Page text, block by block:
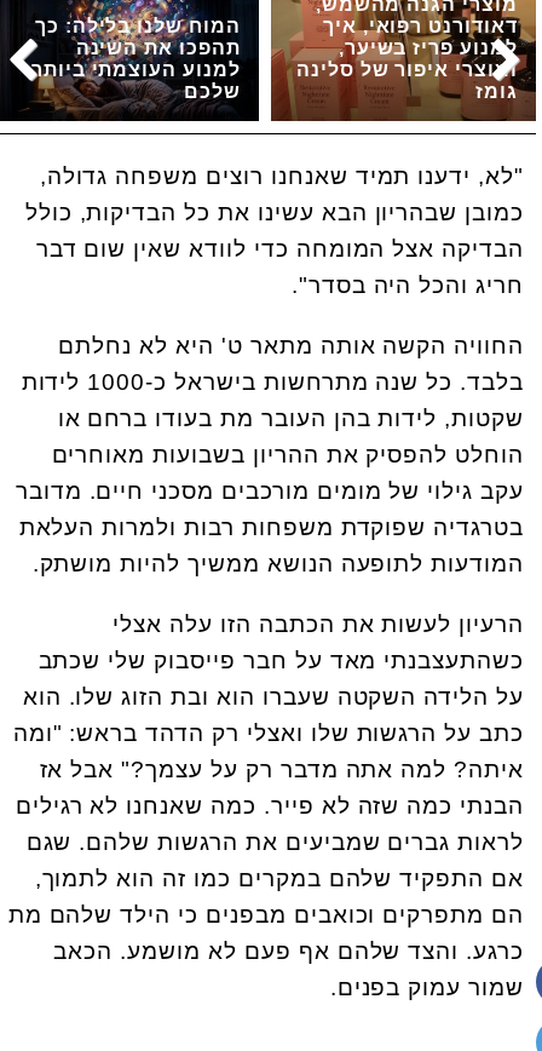
המוח שלנו בלילה: כך
תהפכו את השינה
למנוע העוצמתי ביותר
שלכם
מוצרי הגנה מהשמש,
דאודורנט רפואי, איך
למנוע פריז בשיער,
ומוצרי איפור של סלינה
גומז
"לא, ידענו תמיד שאנחנו רוצים משפחה גדולה,
כמובן שבהריון הבא עשינו את כל הבדיקות, כולל
הבדיקה אצל המומחה כדי לוודא שאין שום דבר
חריג והכל היה בסדר".
החוויה הקשה אותה מתאר ט' היא לא נחלתם
בלבד. כל שנה מתרחשות בישראל כ-1000 לידות
שקטות, לידות בהן העובר מת בעודו ברחם או
הוחלט להפסיק את ההריון בשבועות מאוחרים
עקב גילוי של מומים מורכבים מסכני חיים. מדובר
בטרגדיה שפוקדת משפחות רבות ולמרות העלאת
המודעות לתופעה הנושא ממשיך להיות מושתק.
הרעיון לעשות את הכתבה הזו עלה אצלי
כשהתעצבנתי מאד על חבר פייסבוק שלי שכתב
על הלידה השקטה שעברו הוא ובת הזוג שלו. הוא
כתב על הרגשות שלו ואצלי רק הדהד בראש: "ומה
איתה? למה אתה מדבר רק על עצמך?" אבל אז
הבנתי כמה שזה לא פייר. כמה שאנחנו לא רגילים
לראות גברים שמביעים את הרגשות שלהם. שגם
אם התפקיד שלהם במקרים כמו זה הוא לתמוך,
הם מתפרקים וכואבים מבפנים כי הילד שלהם מת
כרגע. והצד שלהם אף פעם לא מושמע. הכאב
שמור עמוק בפנים.